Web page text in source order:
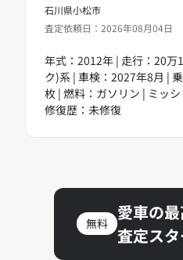
石川県小松市
査定依頼日：2026年08月04日
年式：2012年 | 走行：20万
ク)系 | 車検：2027年8月 |
枚 | 燃料：ガソリン | ミッ
修復歴：未修復
無料
愛車の
査定ス